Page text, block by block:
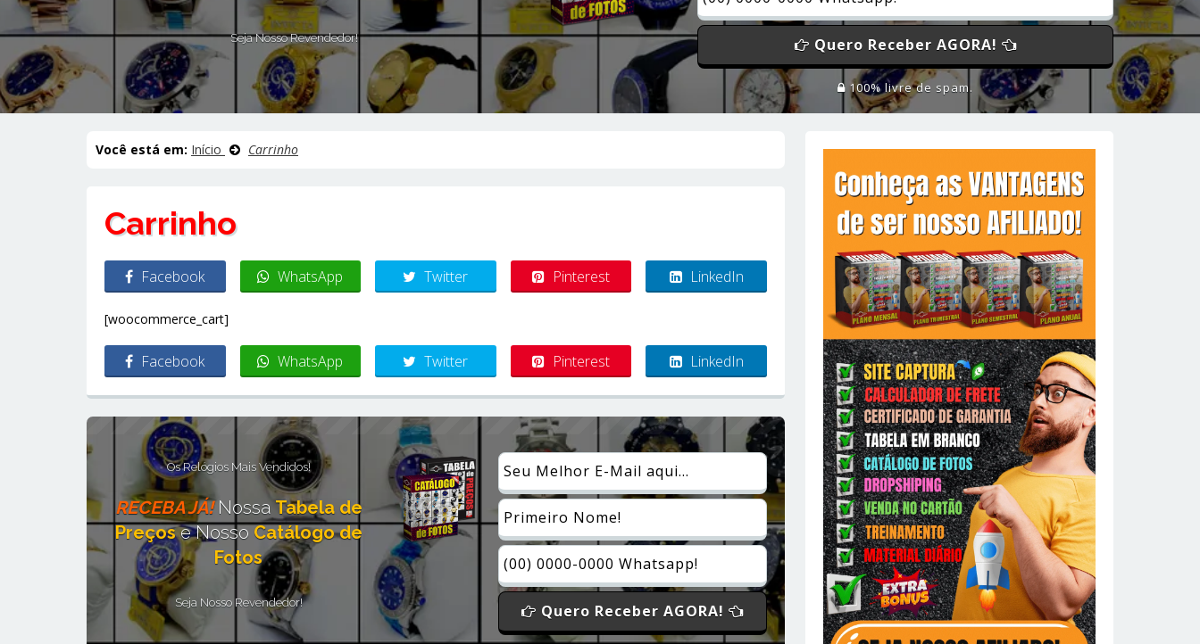
Seja Nosso Revendedor! Quero Receber AGORA!
100% livre de spam.
Você está em: Início Carrinho
Carrinho
Facebook WhatsApp Twitter Pinterest LinkedIn
[woocommerce_cart]
Facebook WhatsApp Twitter Pinterest LinkedIn
Os Relógios Mais Vendidos!
RECEBA JÁ!NossaTabela de
Preçose NossoCatálogo de
Fotos
Seja Nosso Revendedor! Quero Receber AGORA!